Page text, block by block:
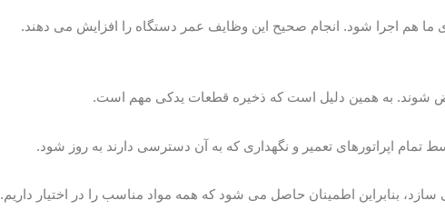
ما هم اجرا شود. انجام صحیح این وظایف عمر دستگاه را افزایش می دهند.
شوند. به همین دلیل است که ذخیره قطعات یدکی مهم است.
اپراتورهای تعمیر و نگهداری که به آن دسترسی دارند به روز شود.
بنابراین اطمینان حاصل می شود که همه مواد مناسب را در اختیار داریم.